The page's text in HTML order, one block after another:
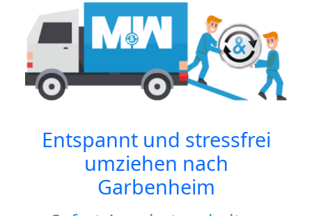
Entspannt und stressfrei
umziehen nach
Garbenheim